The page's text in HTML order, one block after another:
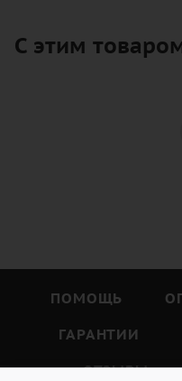
С этим
ПОМОЩЬ
ГАРАНТИИ
ОТЗЫВЫ